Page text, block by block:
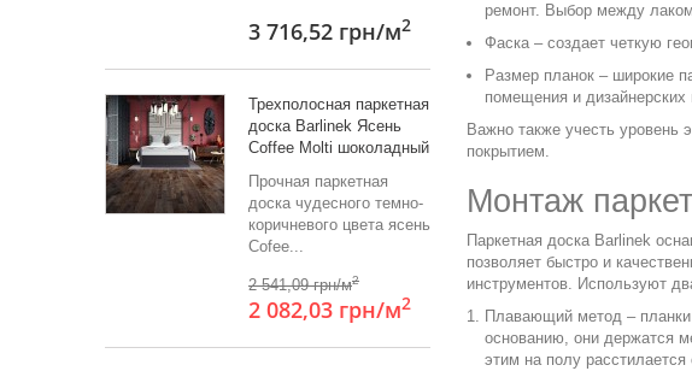
3 716,52 грн/м2
Трехполосная паркетная
доска Barlinek Ясень
Coffee Molti шоколадный
Прочная паркетная
доска чудесного темно-
коричневого цвета ясень
Cofee...
2 541,09 грн/м2
2 082,03 грн/м2
ремонт. Выбор между
Фаска – создает четкую
Размер планок – широкие
помещения и дизайнерских
Важно также учесть уровень
покрытием.
Монтаж
Паркетная доска Barlinek
позволяет быстро и
инструментов. Используют
Плавающий метод –
основанию, они держатся
этим на полу